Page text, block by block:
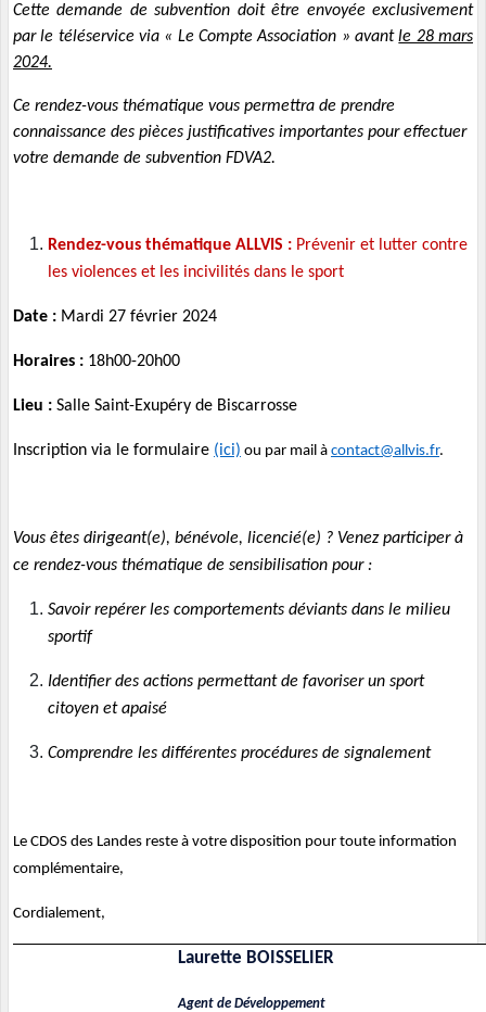
Cette demande de subvention doit être envoyée exclusivement
par le téléservice via « Le Compte Association » avantle 28 mars
2024.
Ce rendez-vous thématique vous permettra de prendre
connaissance des pièces justificatives importantes pour effectuer
votre demande de subvention FDVA2.
Rendez-vous thématique ALLVIS : Prévenir et lutter contre
les violences et les incivilités dans le sport
Date : Mardi 27 février 2024
Horaires : 18h00-20h00
Lieu : Salle Saint-Exupéry de Biscarrosse
Inscription via le formulaire (ici) ou par mail à contact@allvis.fr.
Vous êtes dirigeant(e), bénévole, licencié(e) ? Venez participer à
ce rendez-vous thématique de sensibilisation pour :
Savoir repérer les comportements déviants dans le milieu
sportif
Identifier des actions permettant de favoriser un sport
citoyen et apaisé
Comprendre les différentes procédures de signalement
Le CDOS des Landes reste à votre disposition pour toute information
complémentaire,
Cordialement,
Laurette BOISSELIER
Agent de Développement